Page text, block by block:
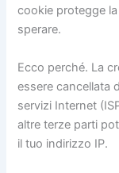
cookie protegge
sperare.
Ecco perché. La
essere cancellata
servizi Internet
altre terze parti
il tuo indirizzo IP.